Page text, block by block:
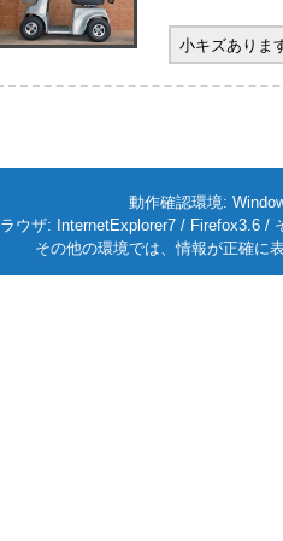
小キズありま
動作確認環境:
ウザ: InternetExplorer7 / Firefox3.6 /
その他の環境では、情報が正確に